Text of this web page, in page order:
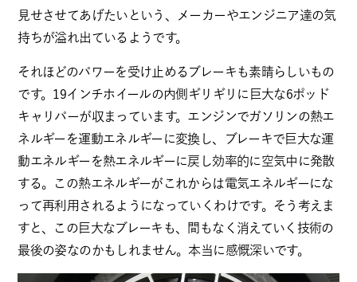
見せさせてあげたいという、メーカーやエンジニア達の気
持ちが溢れ出ているようです。
それほどのパワーを受け止めるブレーキも素晴らしいもの
です。19インチホイールの内側ギリギリに巨大な6ポッド
キャリパーが収まっています。エンジンでガソリンの熱エ
ネルギーを運動エネルギーに変換し、ブレーキで巨大な運
動エネルギーを熱エネルギーに戻し効率的に空気中に発散
する。この熱エネルギーがこれからは電気エネルギーにな
って再利用されるようになっていくわけです。そう考えま
すと、この巨大なブレーキも、間もなく消えていく技術の
最後の姿なのかもしれません。本当に感慨深いです。